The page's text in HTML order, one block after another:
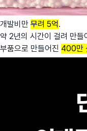
개발비만 무려 5억.
약 2년의 시간이 걸려 만들
부품으로 만들어진 400만